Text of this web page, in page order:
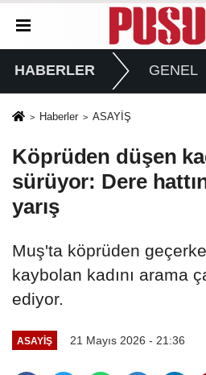
HABERLER GENEL
Haberler ASAYİŞ
Köprüden düşen
sürüyor: Dere
yarış
Muş'ta köprüden
kaybolan kadını arama
ediyor.
ASAYİŞ 21 Mayıs 2026 - 21:36